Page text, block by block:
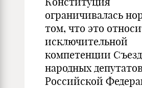
ограничивалась
том, что это
исключительной
компетенции
народных депутатов
Российской